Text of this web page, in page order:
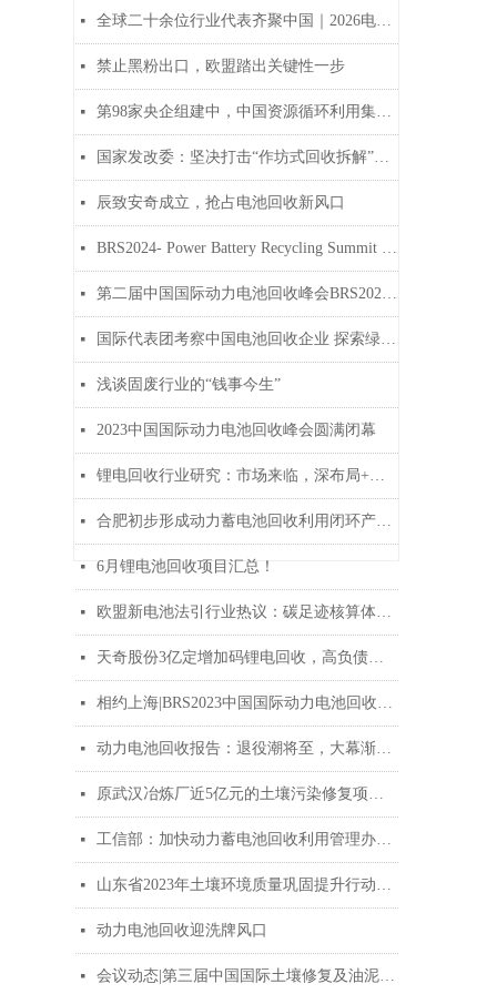
넷 全球二十余位行业代表齐聚中国｜2026电池回收春季产业参访之旅圆满结束
넷 禁止黑粉出口，欧盟踏出关键性一步
넷 第98家央企组建中，中国资源循环利用集团要来了！
넷 国家发改委：坚决打击“作坊式回收拆解”等环境违法行为
넷 辰致安奇成立，抢占电池回收新风口
넷 BRS2024- Power Battery Recycling Summit was successfully held
넷 第二届中国国际动力电池回收峰会BRS2024广州站圆满闭幕
넷 国际代表团考察中国电池回收企业 探索绿色可持续发展新机遇
넷 浅谈固废行业的“钱事今生”
넷 2023中国国际动力电池回收峰会圆满闭幕
넷 锂电回收行业研究：市场来临，深布局+精处置为决胜之道
넷 合肥初步形成动力蓄电池回收利用闭环产业生态
넷 6月锂电池回收项目汇总！
넷 欧盟新电池法引行业热议：碳足迹核算体系需国际互认
넷 天奇股份3亿定增加码锂电回收，高负债下如何走出流动性困局？
넷 相约上海|BRS2023中国国际动力电池回收峰会将于10月26-27日召开
넷 动力电池回收报告：退役潮将至，大幕渐开启
넷 原武汉冶炼厂近5亿元的土壤污染修复项目全部水泥窑协同处置
넷 工信部：加快动力蓄电池回收利用管理办法研究制定
넷 山东省2023年土壤环境质量巩固提升行动方案印发！
넷 动力电池回收迎洗牌风口
넷 会议动态|第三届中国国际土壤修复及油泥治理峰会将于7月13-14日在南京召开